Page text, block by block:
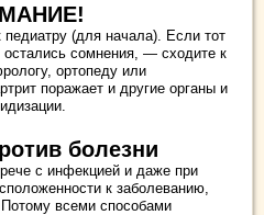
(для начала). Если тот
остались сомнения, — сходите к
ортопеду или
поражает и другие органы и
болезни
с инфекцией и даже при
к заболеванию,
всеми способами